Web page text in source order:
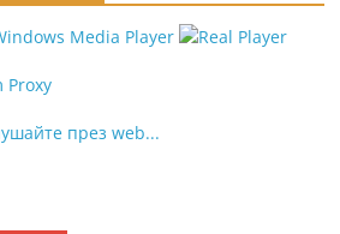
през web...